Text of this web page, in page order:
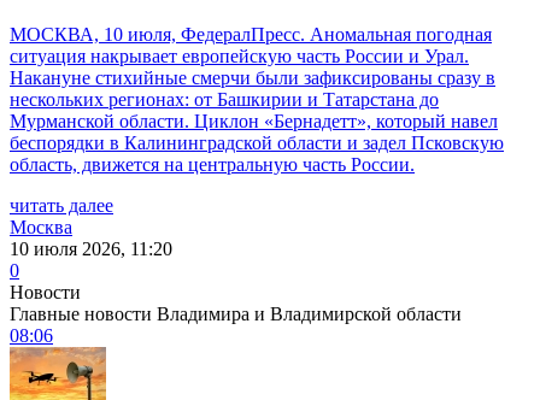
МОСКВА, 10 июля, ФедералПресс. Аномальная погодная
ситуация накрывает европейскую часть России и Урал.
Накануне стихийные смерчи были зафиксированы сразу в
нескольких регионах: от Башкирии и Татарстана до
Мурманской области. Циклон «Бернадетт», который навел
беспорядки в Калининградской области и задел Псковскую
область, движется на центральную часть России.
читать далее
Москва
10 июля 2026, 11:20
0
Новости
Главные новости Владимира и Владимирской области
08:06